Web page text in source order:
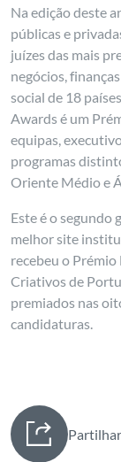
Na edição deste
públicas e
juízes das mais
negócios,
social de 18
Awards é um
equipas,
programas
Oriente Médio e
Este é o segundo
melhor site
recebeu o
Criativos de
premiados nas
candidaturas.